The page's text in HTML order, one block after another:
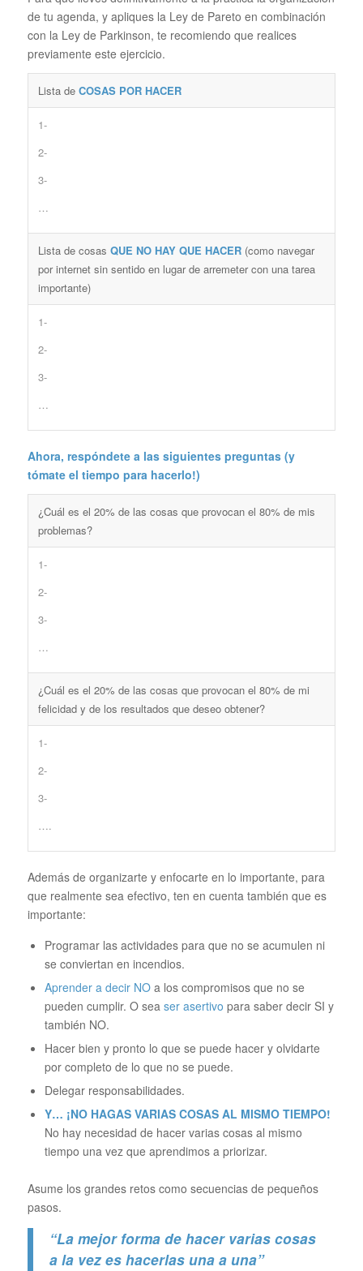
de tu agenda, y apliques la Ley de Pareto en combinación
con la Ley de Parkinson, te recomiendo que realices
previamente este ejercicio.
Lista de COSAS POR HACER
1-
2-
3-
…
Lista de cosas QUE NO HAY QUE HACER(como navegar
por internet sin sentido en lugar de arremeter con una tarea
importante)
1-
2-
3-
…
Ahora, respóndete a las siguientes preguntas (y
tómate el tiempo para hacerlo!)
¿Cuál es el 20% de las cosas que provocan el 80% de mis
problemas?
1-
2-
3-
…
¿Cuál es el 20% de las cosas que provocan el 80% de mi
felicidad y de los resultados que deseo obtener?
1-
2-
3-
….
Además de organizarte y enfocarte en lo importante, para
que realmente sea efectivo, ten en cuenta también que es
importante:
Programar las actividades para que no se acumulen ni
se conviertan en incendios.
Aprender a decir NOa los compromisos que no se
pueden cumplir. O sea ser asertivo para saber decir SI y
también NO.
Hacer bien y pronto lo que se puede hacer y olvidarte
por completo de lo que no se puede.
Delegar responsabilidades.
Y… ¡NO HAGAS VARIAS COSAS AL MISMO TIEMPO!
No hay necesidad de hacer varias cosas al mismo
tiempo una vez que aprendimos a priorizar.
Asume los grandes retos como secuencias de pequeños
pasos.
“La mejor forma de hacer varias cosas
a la vez es hacerlas una a una”